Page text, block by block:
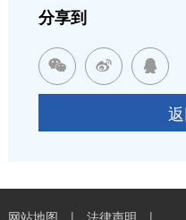
分享到
  
网站地图 | 法律声明 |